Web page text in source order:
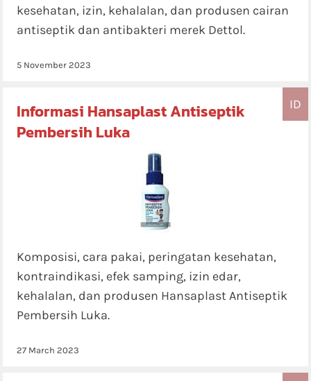
kesehatan, izin, kehalalan, dan produsen cairan
antiseptik dan antibakteri merek Dettol.
5 November 2023
ID
Informasi Hansaplast Antiseptik
Pembersih Luka
Komposisi, cara pakai, peringatan kesehatan,
kontraindikasi, efek samping, izin edar,
kehalalan, dan produsen Hansaplast Antiseptik
Pembersih Luka.
27 March 2023